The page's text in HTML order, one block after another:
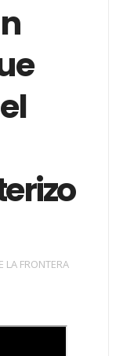
LA FRONTERA